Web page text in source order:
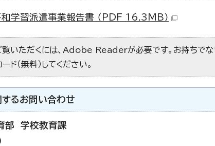
学習派遣事業報告書 （PDF 16.3MB）
覧いただくには、Adobe Readerが必要です。お持ちで
ド（無料）してください。
るお問い合わせ
部 学校教育課